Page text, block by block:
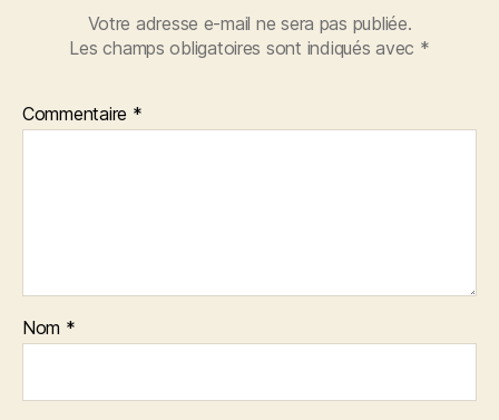
Votre adresse e-mail ne sera pas publiée.
Les champs obligatoires sont indiqués avec *
Commentaire *
Nom *